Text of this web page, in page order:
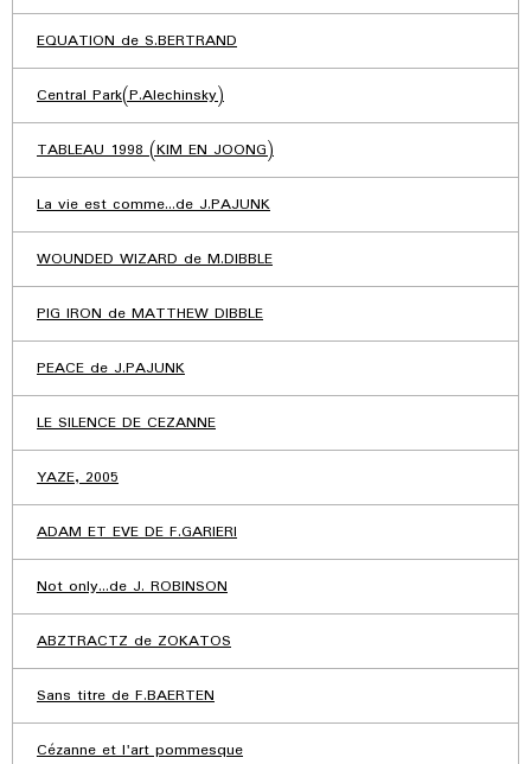
EQUATION de S.BERTRAND
Central Park(P.Alechinsky)
TABLEAU 1998 (KIM EN JOONG)
La vie est comme...de J.PAJUNK
WOUNDED WIZARD de M.DIBBLE
PIG IRON de MATTHEW DIBBLE
PEACE de J.PAJUNK
LE SILENCE DE CEZANNE
YAZE, 2005
ADAM ET EVE DE F.GARIERI
Not only...de J. ROBINSON
ABZTRACTZ de ZOKATOS
Sans titre de F.BAERTEN
Cézanne et l'art pommesque